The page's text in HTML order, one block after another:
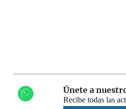
Únete a
Recibe todas las